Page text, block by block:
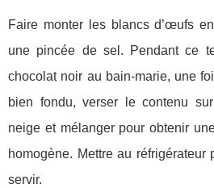
Faire monter les blancs d’œufs
une pincée de sel. Pendant ce
chocolat noir au bain-marie, une
bien fondu, verser le contenu
neige et mélanger pour obtenir
homogène. Mettre au
servir.